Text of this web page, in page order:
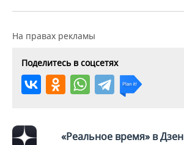
На правах рекламы
Поделитесь в соцсетях
«Реальное время» в Дзен